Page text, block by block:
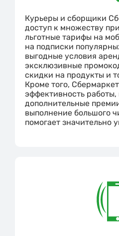
Курьеры и сборщики
доступ к множеству
льготные тарифы на
на подписки
выгодные условия
эксклюзивные
скидки на продукты и
Кроме того,
эффективность
дополнительные
выполнение большого
помогает значительно